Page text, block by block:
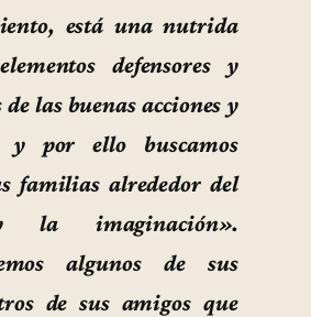
está una nutrida
defensores y
las buenas acciones y
y por ello buscamos
familias alrededor del
la imaginación».
algunos de sus
de sus amigos que